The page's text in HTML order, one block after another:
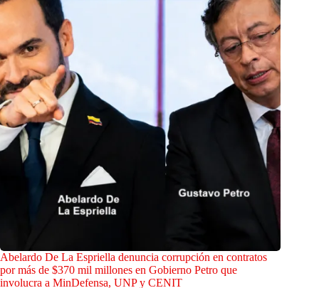
Abelardo De La Espriella denuncia corrupción en contratos
por más de $370 mil millones en Gobierno Petro que
involucra a MinDefensa, UNP y CENIT